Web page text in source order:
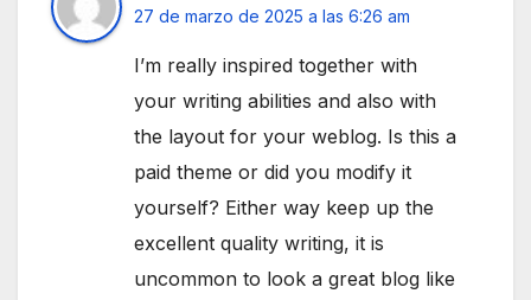
27 de marzo de 2025 a las 6:26 am
I’m really inspired together with
your writing abilities and also with
the layout for your weblog. Is this a
paid theme or did you modify it
yourself? Either way keep up the
excellent quality writing, it is
uncommon to look a great blog like